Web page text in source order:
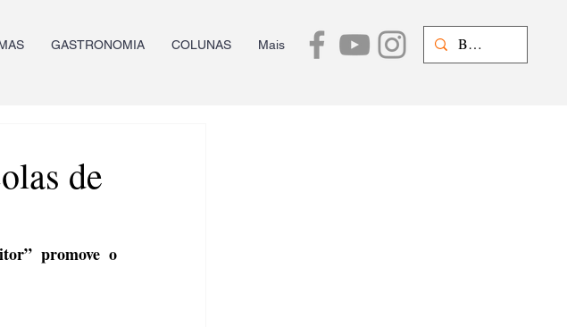
GASTRONOMIA COLUNAS Mais
de
promove o